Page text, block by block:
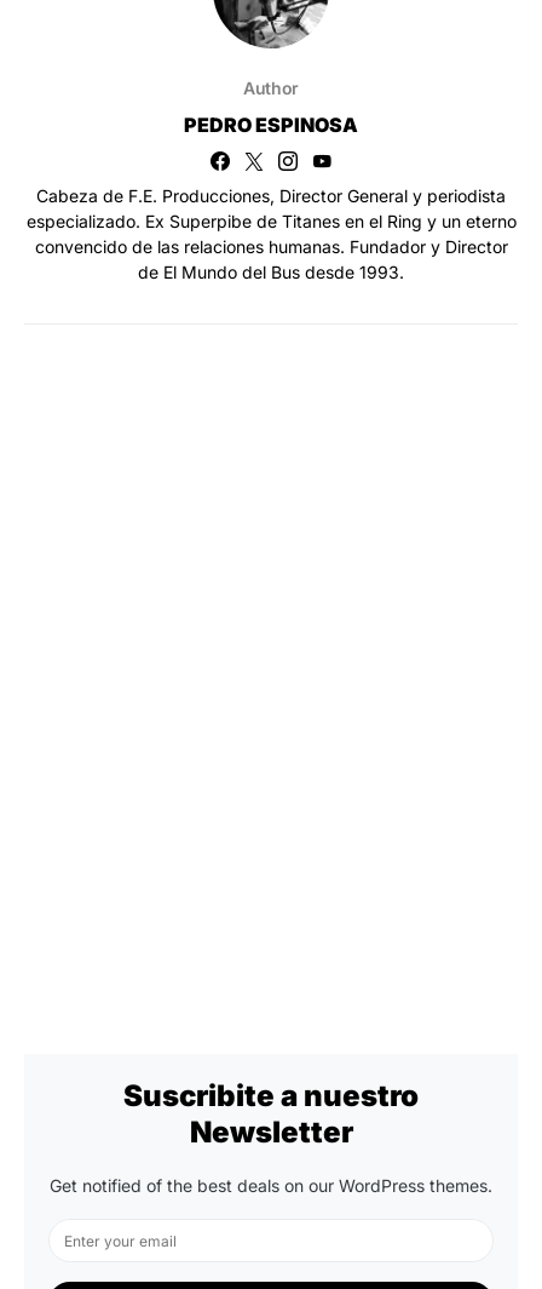
Author
PEDRO ESPINOSA
Cabeza de F.E. Producciones, Director General y periodista
especializado. Ex Superpibe de Titanes en el Ring y un eterno
convencido de las relaciones humanas. Fundador y Director
de El Mundo del Bus desde 1993.
Suscribite a nuestro
Newsletter
Get notified of the best deals on our WordPress themes.